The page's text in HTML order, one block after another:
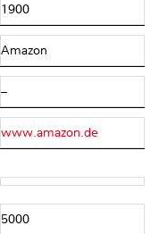
1900
Amazon
–
www.amazon.de
5000